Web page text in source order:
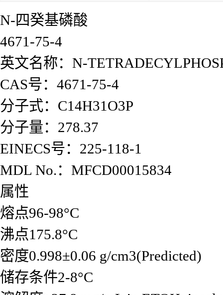
N-四癸基磷酸
4671-75-4
英文名称：N-
CAS号：4671-75-4
分子式：C14H31O3P
分子量：278.37
EINECS号：225-118-1
MDL No.：MFCD00015834
属性
熔点96-98°C
沸点175.8°C
密度0.998±0.06 g/cm3(Predicted)
储存条件2-8°C